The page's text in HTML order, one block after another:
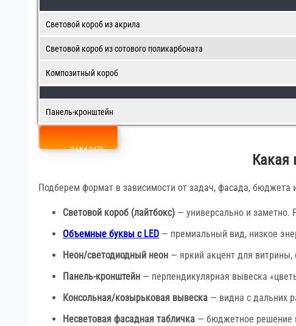
Световой короб из акрила
Световой короб из сотового поликарбоната
Композитный короб
Панель-кронштейн
ЗАКАЗАТЬ
Какая
Подберем формат в зависимости от задач, фасада,
Световой короб (лайтбокс) — универсально и заметно.
Объемные буквы с LED — премиальный вид, низкое
Неон/светодиодный неон — яркий акцент для витрины,
Панель-кронштейн — перпендикулярная вывеска
Консольная/козырьковая вывеска — видна с дальних
Несветовая фасадная табличка — бюджетное решение